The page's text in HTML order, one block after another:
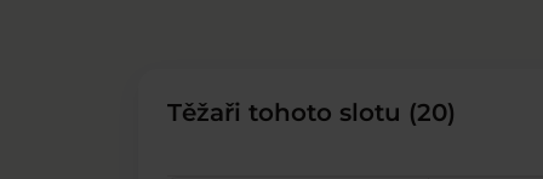
Těžaři tohoto slotu (20)